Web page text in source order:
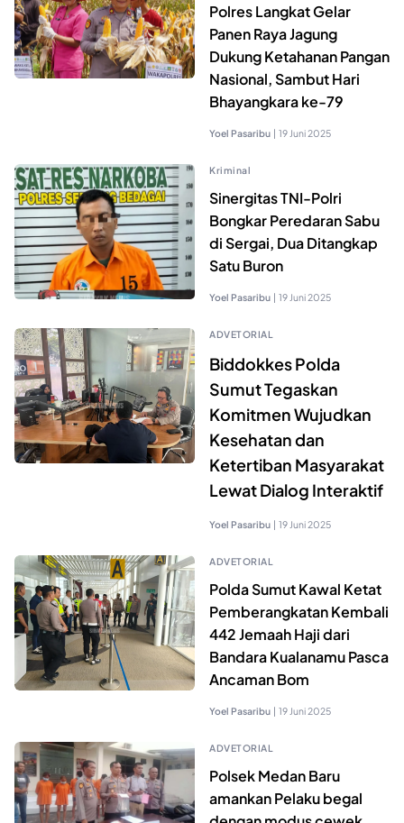
Polres Langkat Gelar
Panen Raya Jagung
Dukung Ketahanan Pangan
Nasional, Sambut Hari
Bhayangkara ke-79
Yoel Pasaribu | 19 Juni 2025
Kriminal
Sinergitas TNI-Polri
Bongkar Peredaran Sabu
di Sergai, Dua Ditangkap
Satu Buron
Yoel Pasaribu | 19 Juni 2025
ADVETORIAL
Biddokkes Polda
Sumut Tegaskan
Komitmen Wujudkan
Kesehatan dan
Ketertiban Masyarakat
Lewat Dialog Interaktif
Yoel Pasaribu | 19 Juni 2025
ADVETORIAL
Polda Sumut Kawal Ketat
Pemberangkatan Kembali
442 Jemaah Haji dari
Bandara Kualanamu Pasca
Ancaman Bom
Yoel Pasaribu | 19 Juni 2025
ADVETORIAL
Polsek Medan Baru
amankan Pelaku begal